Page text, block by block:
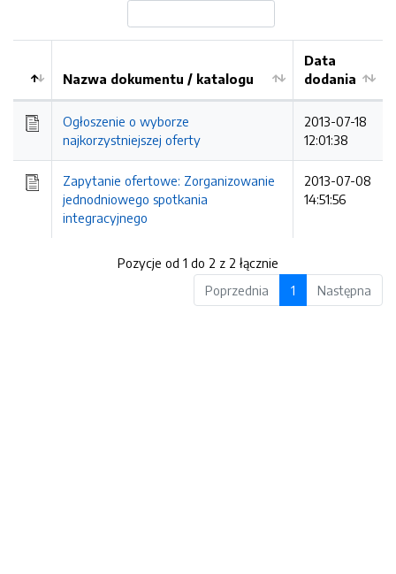
Kolejność
Nazwa dokumentu / katalogu
Data
dodania
Ogłoszenie o wyborze
najkorzystniejszej oferty
2013-07-18
12:01:38
Zapytanie ofertowe: Zorganizowanie
jednodniowego spotkania
integracyjnego
2013-07-08
14:51:56
Pozycje od 1 do 2 z 2 łącznie
Poprzednia
1 Następna